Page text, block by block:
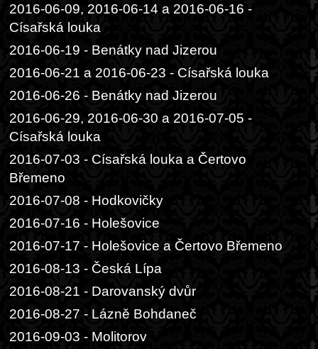
2016-06-09, 2016-06-14 a 2016-06-16 -
Císařská louka
2016-06-19 - Benátky nad Jizerou
2016-06-21 a 2016-06-23 - Císařská louka
2016-06-26 - Benátky nad Jizerou
2016-06-29, 2016-06-30 a 2016-07-05 -
Císařská louka
2016-07-03 - Císařská louka a Čertovo
Břemeno
2016-07-08 - Hodkovičky
2016-07-16 - Holešovice
2016-07-17 - Holešovice a Čertovo Břemeno
2016-08-13 - Česká Lípa
2016-08-21 - Darovanský dvůr
2016-08-27 - Lázně Bohdaneč
2016-09-03 - Molitorov